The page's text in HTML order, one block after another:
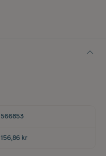
566853
156,86 kr